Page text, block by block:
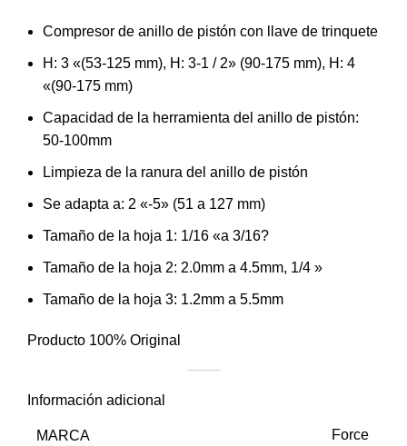
Compresor de anillo de pistón con llave de trinquete
H: 3 «(53-125 mm), H: 3-1 / 2» (90-175 mm), H: 4
«(90-175 mm)
Capacidad de la herramienta del anillo de pistón:
50-100mm
Limpieza de la ranura del anillo de pistón
Se adapta a: 2 «-5» (51 a 127 mm)
Tamaño de la hoja 1: 1/16 «a 3/16?
Tamaño de la hoja 2: 2.0mm a 4.5mm, 1/4 »
Tamaño de la hoja 3: 1.2mm a 5.5mm
Producto 100% Original
Información adicional
MARCA Force